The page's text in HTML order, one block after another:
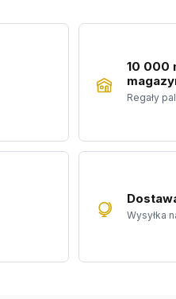
10 000
Regały
Wysyłka